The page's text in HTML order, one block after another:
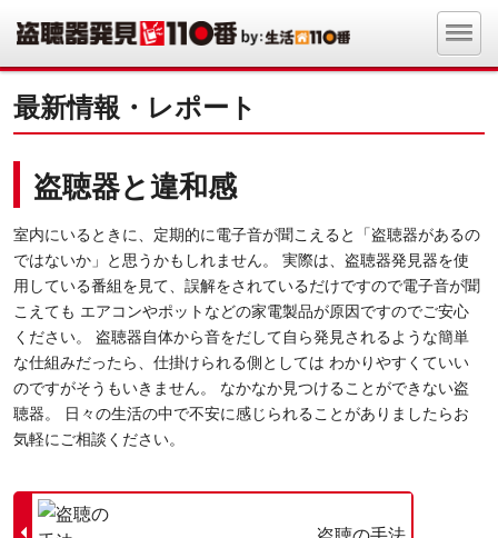
最新情報・レポート
盗聴器と違和感
室内にいるときに、定期的に電子音が聞こえると「盗聴器があるの
ではないか」と思うかもしれません。 実際は、盗聴器発見器を使
用している番組を見て、誤解をされているだけですので電子音が聞
こえても エアコンやポットなどの家電製品が原因ですのでご安心
ください。 盗聴器自体から音をだして自ら発見されるような簡単
な仕組みだったら、仕掛けられる側としては わかりやすくていい
のですがそうもいきません。 なかなか見つけることができない盗
聴器。 日々の生活の中で不安に感じられることがありましたらお
気軽にご相談ください。